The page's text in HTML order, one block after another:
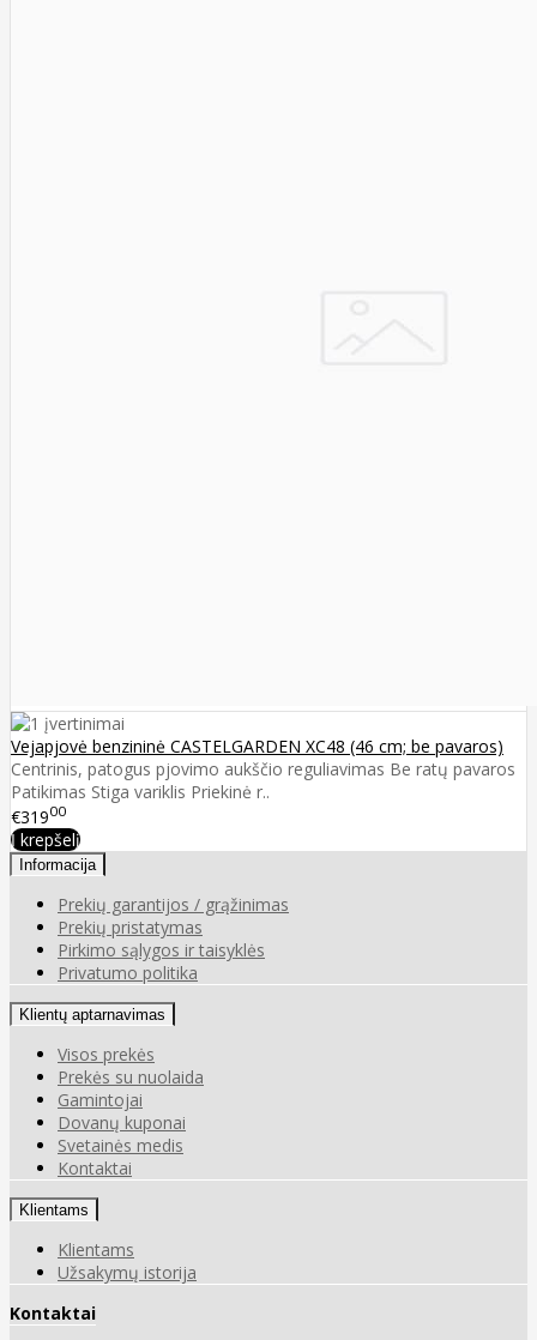
Vejapjovė benzininė CASTELGARDEN XC48 (46 cm; be pavaros)
Centrinis, patogus pjovimo aukščio reguliavimas Be ratų pavaros
Patikimas Stiga variklis Priekinė r..
€31900
Į krepšelį
Informacija
Prekių garantijos / grąžinimas
Prekių pristatymas
Pirkimo sąlygos ir taisyklės
Privatumo politika
Klientų aptarnavimas
Visos prekės
Prekės su nuolaida
Gamintojai
Dovanų kuponai
Svetainės medis
Kontaktai
Klientams
Klientams
Užsakymų istorija
Kontaktai